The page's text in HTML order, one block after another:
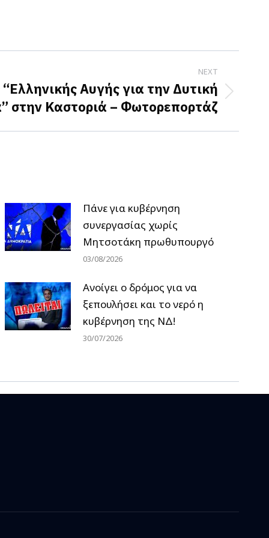
NEXT
“Ελληνικής Αυγής για την Δυτική
στην Καστοριά – Φωτορεπορτάζ
Πάνε για κυβέρνηση
συνεργασίας χωρίς
Μητσοτάκη πρωθυπουργό
03/08/2026
Ανοίγει ο δρόμος για να
ξεπουλήσει και το νερό η
κυβέρνηση της ΝΔ!
30/07/2026